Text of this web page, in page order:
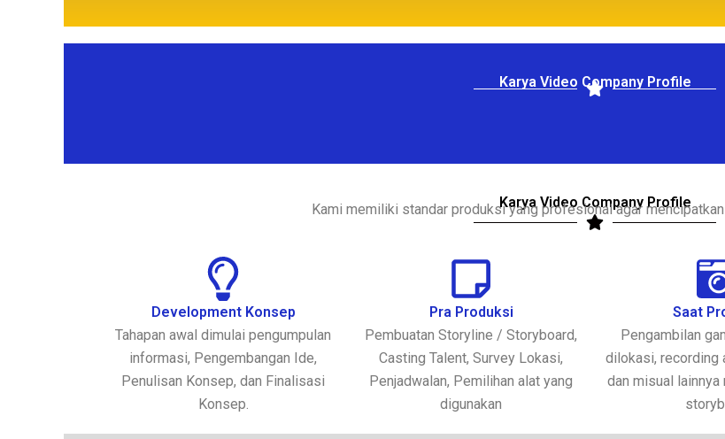
Karya Video Company Profile
Karya Video Company Profile
Kami memiliki standar produksi yang profesional agar
Development Konsep
Tahapan awal dimulai pengumpulan
informasi, Pengembangan Ide,
Penulisan Konsep, dan Finalisasi
Konsep.
Pra Produksi
Pembuatan Storyline / Storyboard,
Casting Talent, Survey Lokasi,
Penjadwalan, Pemilihan alat yang
digunakan
Saat
Pengambilan
dilokasi, recording
dan misual